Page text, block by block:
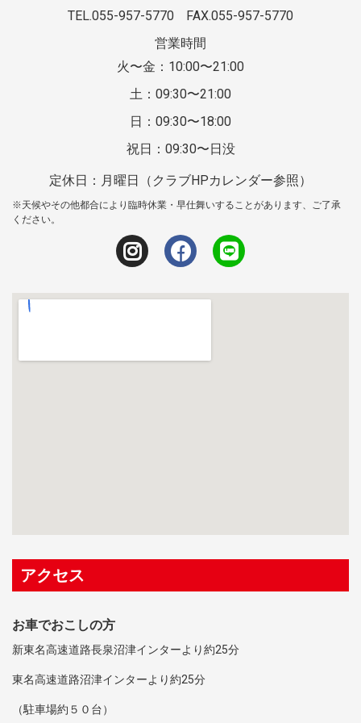
TEL.055-957-5770
FAX.055-957-5770
営業時間
火〜金：10:00〜21:00
土：09:30〜21:00
日：09:30〜18:00
祝日：09:30〜日没
定休日：月曜日（クラブHPカレンダー参照）
※天候やその他都合により臨時休業・早仕舞いすることがあります、ご了承
ください。
アクセス
お車でおこしの方
新東名高速道路長泉沼津インターより約25分
東名高速道路沼津インターより約25分
（駐車場約５０台）